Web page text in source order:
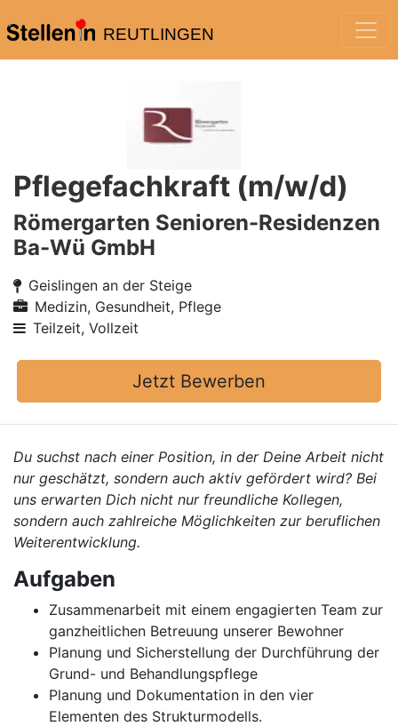
REUTLINGEN
Pflegefachkraft (m/w/d)
Römergarten Senioren-Residenzen
Ba-Wü GmbH
Geislingen an der Steige
Medizin, Gesundheit, Pflege
Teilzeit, Vollzeit
Jetzt Bewerben
Du suchst nach einer Position, in der Deine Arbeit nicht
nur geschätzt, sondern auch aktiv gefördert wird? Bei
uns erwarten Dich nicht nur freundliche Kollegen,
sondern auch zahlreiche Möglichkeiten zur beruflichen
Weiterentwicklung.
Aufgaben
Zusammenarbeit mit einem engagierten Team zur
ganzheitlichen Betreuung unserer Bewohner
Planung und Sicherstellung der Durchführung der
Grund- und Behandlungspflege
Planung und Dokumentation in den vier
Elementen des Strukturmodells.